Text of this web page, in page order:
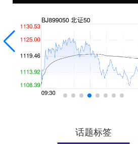
话题标签